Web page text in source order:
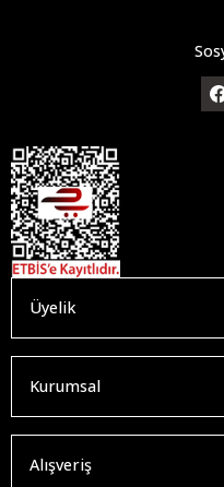
Üyelik
Kurumsal
Alışveriş